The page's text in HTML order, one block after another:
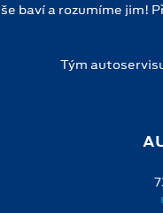
baví a rozumíme jim!
Tým